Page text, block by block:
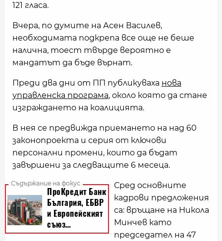
121 гласа.
Вчера, по думите на Асен Василев,
необходимата подкрепа все още не беше
налична, тоест твърде вероятно е
мандатът да бъде върнат.
Преди два дни от ПП публикуваха нова
управленска програма, около която да стане
изграждането на коалицията.
В нея се предвижда приемането на над 60
законопроекта и серия от ключови
персонални промени, които да бъдат
завършени за следващите 6 месеца.
Сред основните
кадрови предложения
са: връщане на Никола
Минчев като
председател на 47